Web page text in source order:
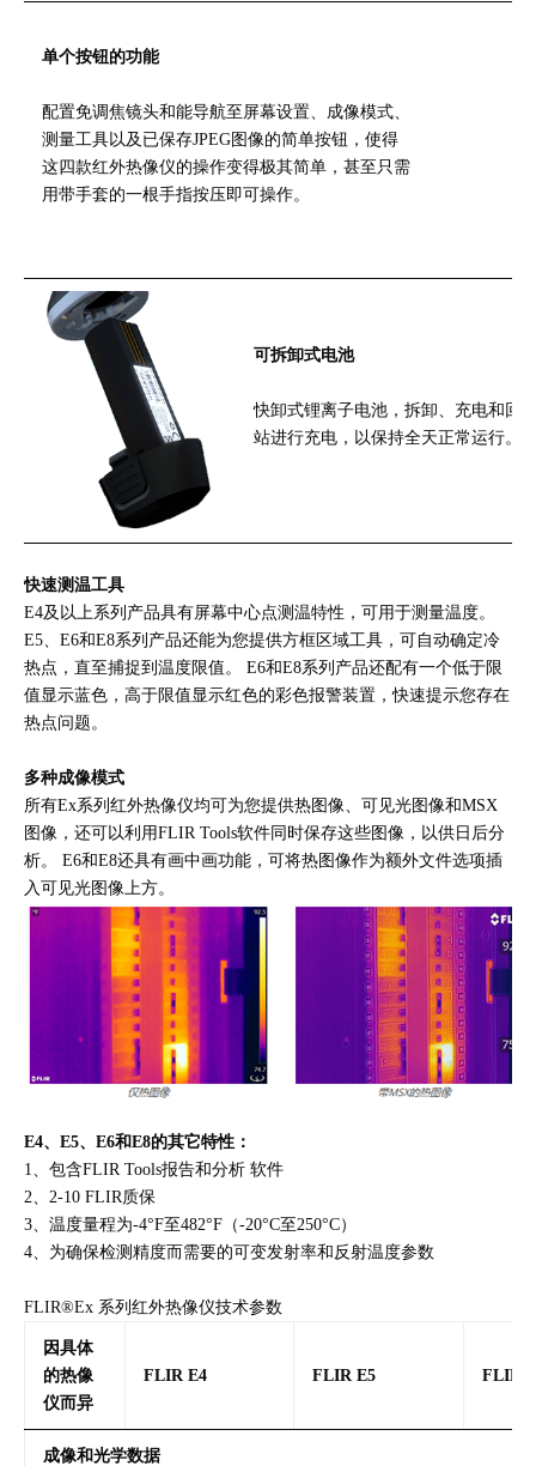
单个按钮的功能
配置免调焦镜头和能导航至屏幕设置、成像模式、
测量工具以及已保存JPEG图像的简单按钮，使得
这四款红外热像仪的操作变得极其简单，甚至只需
用带手套的一根手指按压即可操作。
可拆卸式电池
快卸式锂离子电池，拆卸、充电和回
站进行充电，以保持全天正常运行。
快速测温工具
E4及以上系列产品具有屏幕中心点测温特性，可用于测量温度。
E5、E6和E8系列产品还能为您提供方框区域工具，可自动确定冷
热点，直至捕捉到温度限值。 E6和E8系列产品还配有一个低于限
值显示蓝色，高于限值显示红色的彩色报警装置，快速提示您存在
热点问题。
多种成像模式
所有Ex系列红外热像仪均可为您提供热图像、可见光图像和MSX
图像，还可以利用FLIR Tools软件同时保存这些图像，以供日后分
析。 E6和E8还具有画中画功能，可将热图像作为额外文件选项插
入可见光图像上方。
E4、E5、E6和E8的其它特性：
1、包含FLIR Tools报告和分析 软件
2、2-10 FLIR质保
3、温度量程为-4°F至482°F（-20°C至250°C）
4、为确保检测精度而需要的可变发射率和反射温度参数
FLIR®Ex 系列红外热像仪技术参数
因具体
的热像
仪而异
FLIR E4 FLIR E5 FLIR
成像和光学数据